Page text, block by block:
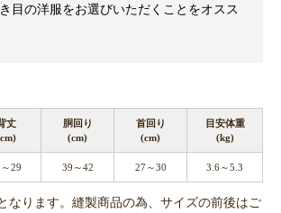
目の洋服をお選びいただくことをオスス
丈
胴回り
(cm)
首回り
(cm)
目安体重
(kg)
29 39～42 27～30 3.6～5.3
なります。縫製商品の為、サイズの前後はご